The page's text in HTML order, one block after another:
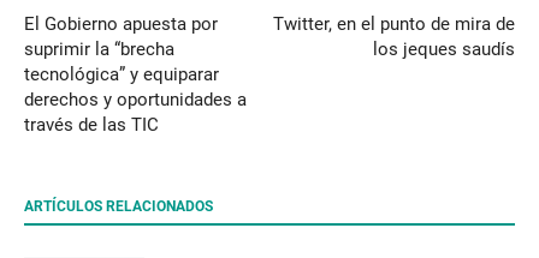
El Gobierno apuesta por
suprimir la “brecha
tecnológica” y equiparar
derechos y oportunidades a
través de las TIC
Twitter, en el punto de mira de
los jeques saudís
ARTÍCULOS RELACIONADOS